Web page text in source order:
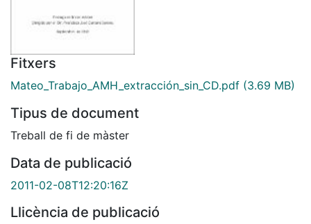
Fitxers
Mateo_Trabajo_AMH_extracción_sin_CD.pdf (3.69 MB)
Tipus de document
Treball de fi de màster
Data de publicació
2011-02-08T12:20:16Z
Llicència de publicació